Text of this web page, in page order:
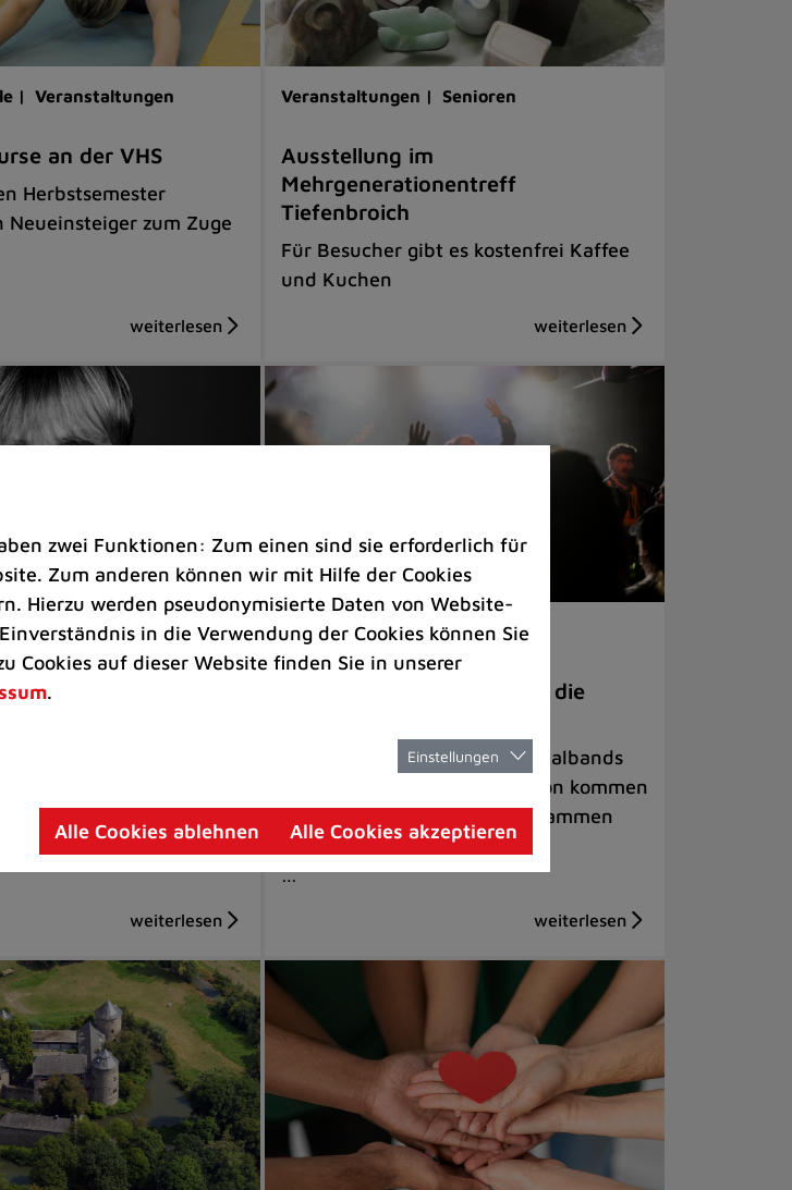
| Veranstaltungen
an der VHS
Herbstsemester
Neueinsteiger zum Zuge
Veranstaltungen | Senioren
Ausstellung im
Mehrgenerationentreff
Tiefenbroich
Für Besucher gibt es kostenfrei Kaffee
und Kuchen
Brinkmann
Veranstaltungen
„Manege Madness“ bringt die
Internationale Rock- und Metalbands
und starke Acts aus der Region kommen
am 17. Oktober in Lintorf zusammen
…
zwei Funktionen: Zum einen sind sie erforderlich für
Zum anderen können wir mit Hilfe der Cookies
Hierzu werden pseudonymisierte Daten von Website-
in die Verwendung der Cookies können Sie
Cookies auf dieser Website finden Sie in unserer
.
Einstellungen
Alle Cookies ablehnen Alle Cookies akzeptieren